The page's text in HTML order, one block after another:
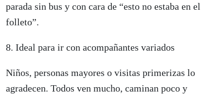
parada sin bus y con cara de “esto no estaba en el
folleto”.
8. Ideal para ir con acompañantes variados
Niños, personas mayores o visitas primerizas lo
agradecen. Todos ven mucho, caminan poco y